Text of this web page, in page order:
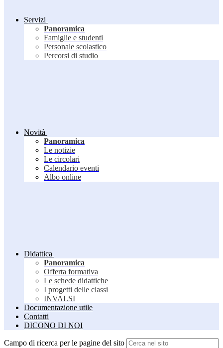
Servizi
Panoramica
Famiglie e studenti
Personale scolastico
Percorsi di studio
Novità
Panoramica
Le notizie
Le circolari
Calendario eventi
Albo online
Didattica
Panoramica
Offerta formativa
Le schede didattiche
I progetti delle classi
INVALSI
Documentazione utile
Contatti
DICONO DI NOI
Campo di ricerca per le pagine del sito